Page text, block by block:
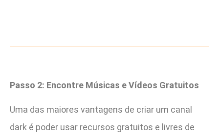
Passo 2: Encontre Músicas e Vídeos Gratuitos
Uma das maiores vantagens de criar um canal
dark é poder usar recursos gratuitos e livres de